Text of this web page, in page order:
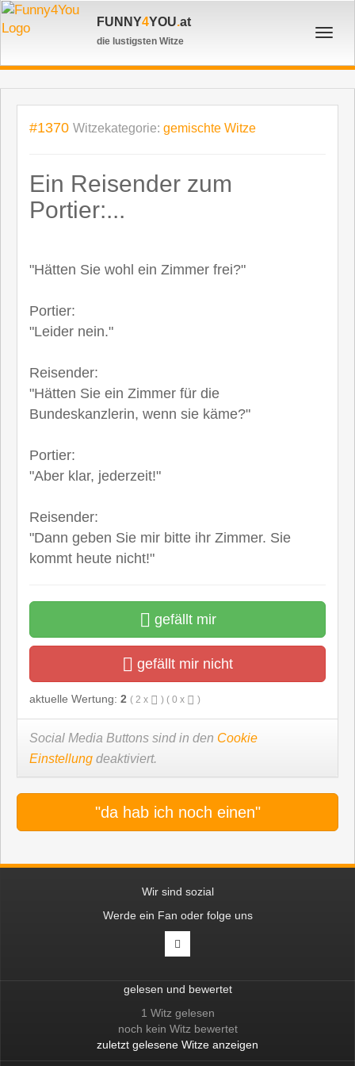
FUNNY4YOU.at
die lustigsten Witze
#1370 Witzekategorie: gemischte Witze
Ein Reisender zum
Portier:...
"Hätten Sie wohl ein Zimmer frei?"
Portier:
"Leider nein."
Reisender:
"Hätten Sie ein Zimmer für die
Bundeskanzlerin, wenn sie käme?"
Portier:
"Aber klar, jederzeit!"
Reisender:
"Dann geben Sie mir bitte ihr Zimmer. Sie
kommt heute nicht!"
gefällt mir
gefällt mir nicht
aktuelle Wertung: 2 ( 2 x ) ( 0 x )
Social Media Buttons sind in den Cookie
Einstellung deaktiviert.
"da hab ich noch einen"
Wir sind sozial
Werde ein Fan oder folge uns
gelesen und bewertet
1 Witz gelesen
noch kein Witz bewertet
zuletzt gelesene Witze anzeigen